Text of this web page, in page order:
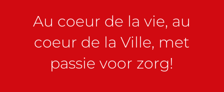
Au coeur de la vie, au
coeur de la Ville, met
passie voor zorg!